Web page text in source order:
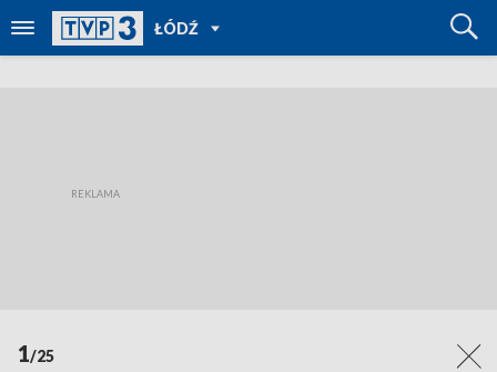
ŁÓDŹ
POWRÓT
DO
REGIONY
1/25